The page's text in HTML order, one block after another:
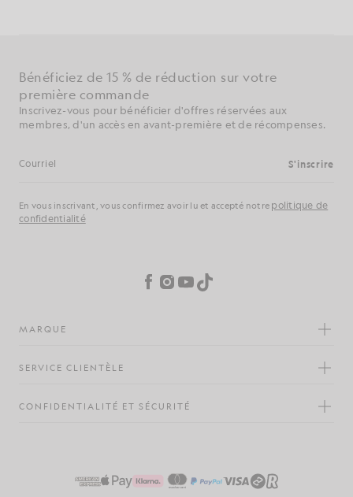
Bénéficiez de 15 % de réduction sur votre
première commande
Inscrivez-vous pour bénéficier d'offres réservées aux
membres, d'un accès en avant-première et de récompenses.
Adresse e-mail S'inscrire
En vous inscrivant, vous confirmez avoir lu et accepté notre politique de
confidentialité
Facebook
Instagram
YouTube
TikTok
MARQUE
SERVICE CLIENTÈLE
CONFIDENTIALITÉ ET SÉCURITÉ